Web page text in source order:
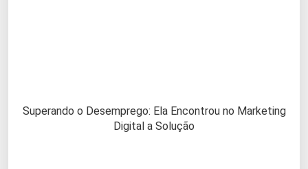
Superando o Desemprego: Ela Encontrou no Marketing
Digital a Solução